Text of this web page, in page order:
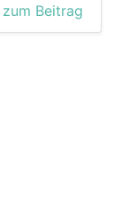
zum Beitrag